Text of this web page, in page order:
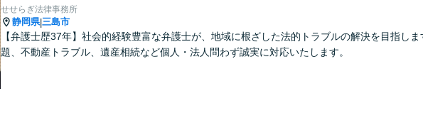
せせらぎ法律事務所
静岡県|三島市
【弁護士歴37年】社会的経験豊富な弁護士が、地域に根ざした法的トラブルの解決を目指しま
題、不動産トラブル、遺産相続など個人・法人問わず誠実に対応いたします。